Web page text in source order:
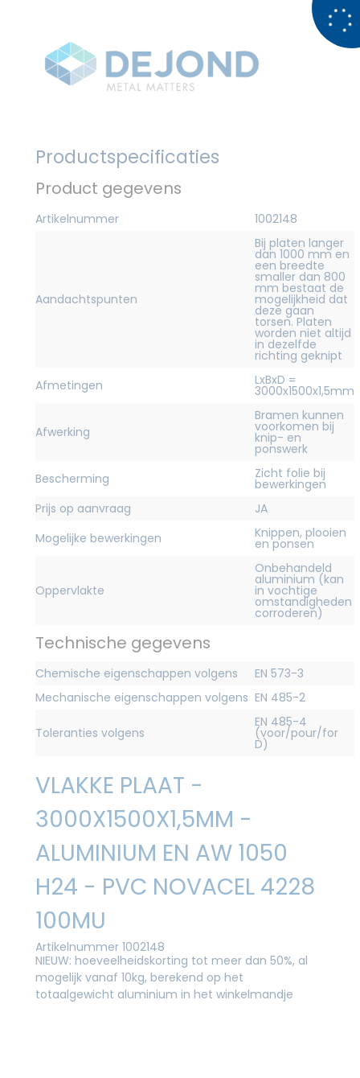
Productspecificaties
Product gegevens
Artikelnummer 1002148
Aandachtspunten
Bij platen langer
dan 1000 mm en
een breedte
smaller dan 800
mm bestaat de
mogelijkheid dat
deze gaan
torsen. Platen
worden niet altijd
in dezelfde
richting geknipt
Afmetingen
LxBxD =
3000x1500x1,5mm
Afwerking
Bramen kunnen
voorkomen bij
knip- en
ponswerk
Bescherming
Zicht folie bij
bewerkingen
Prijs op aanvraag
JA
Mogelijke bewerkingen
Knippen, plooien
en ponsen
Oppervlakte
Onbehandeld
aluminium (kan
in vochtige
omstandigheden
corroderen)
Technische gegevens
Chemische eigenschappen volgens
EN 573-3
Mechanische eigenschappen volgens EN 485-2
Toleranties volgens
EN 485-4
(voor/pour/for
D)
VLAKKE PLAAT -
3000X1500X1,5MM -
ALUMINIUM EN AW 1050
H24 - PVC NOVACEL 4228
100MU
Artikelnummer 1002148
NIEUW: hoeveelheidskorting tot meer dan 50%, al
mogelijk vanaf 10kg, berekend op het
totaalgewicht aluminium in het winkelmandje